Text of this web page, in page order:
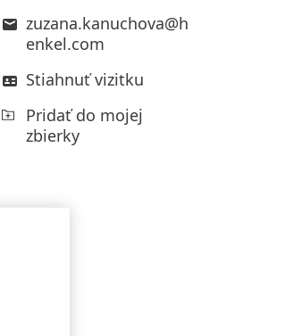
zuzana.kanuchova@h
enkel.com
Stiahnuť vizitku
Pridať do mojej
zbierky